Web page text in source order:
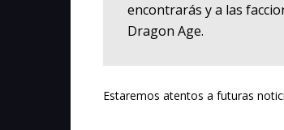
encontrarás y a las
Dragon Age.
Estaremos atentos a futuras